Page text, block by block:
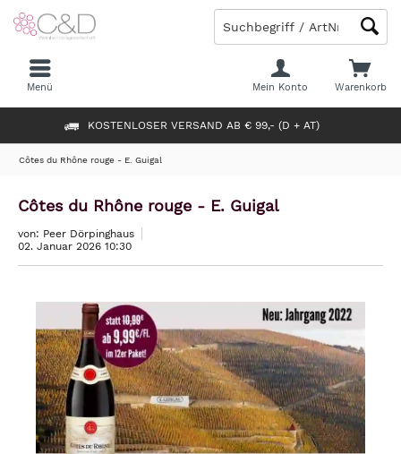
KOSTENLOSER VERSAND AB € 99,- (D + AT)
Warenkorb
Mein Konto
Menü
Côtes du Rhône rouge - E. Guigal
Côtes du Rhône rouge - E. Guigal
von: Peer Dörpinghaus
02. Januar 2026 10:30